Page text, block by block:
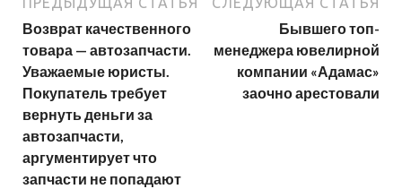
Возврат качественного
товара — автозапчасти.
Уважаемые юристы.
Покупатель требует
вернуть деньги за
автозапчасти,
аргументирует что
запчасти не попадают
Бывшего топ-
менеджера ювелирной
компании «Адамас»
заочно арестовали